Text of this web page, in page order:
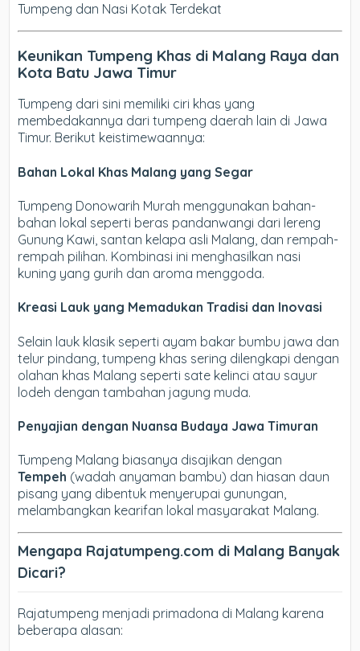
Tumpeng dan Nasi Kotak Terdekat
Keunikan Tumpeng Khas di Malang Raya dan
Kota Batu Jawa Timur
Tumpeng dari sini memiliki ciri khas yang
membedakannya dari tumpeng daerah lain di Jawa
Timur. Berikut keistimewaannya:
Bahan Lokal Khas Malang yang Segar
Tumpeng Donowarih Murah menggunakan bahan-
bahan lokal seperti beras pandanwangi dari lereng
Gunung Kawi, santan kelapa asli Malang, dan rempah-
rempah pilihan. Kombinasi ini menghasilkan nasi
kuning yang gurih dan aroma menggoda.
Kreasi Lauk yang Memadukan Tradisi dan Inovasi
Selain lauk klasik seperti ayam bakar bumbu jawa dan
telur pindang, tumpeng khas sering dilengkapi dengan
olahan khas Malang seperti sate kelinci atau sayur
lodeh dengan tambahan jagung muda.
Penyajian dengan Nuansa Budaya Jawa Timuran
Tumpeng Malang biasanya disajikan dengan
Tempeh (wadah anyaman bambu) dan hiasan daun
pisang yang dibentuk menyerupai gunungan,
melambangkan kearifan lokal masyarakat Malang.
Mengapa Rajatumpeng.com di Malang Banyak
Dicari?
Rajatumpeng menjadi primadona di Malang karena
beberapa alasan: